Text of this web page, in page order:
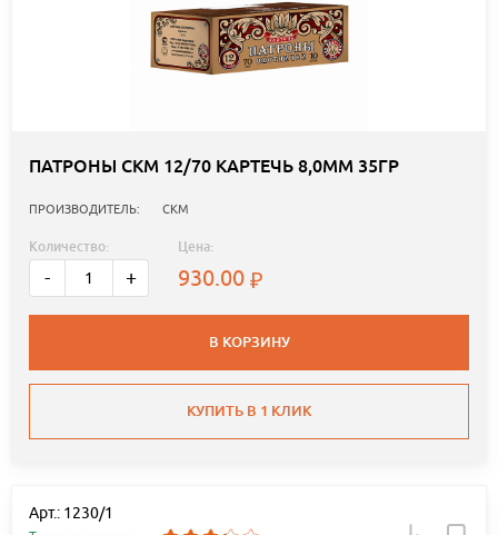
ПАТРОНЫ СКМ 12/70 КАРТЕЧЬ 8,0ММ 35ГР
ПРОИЗВОДИТЕЛЬ: СКМ
Количество:
- +
Цена:
930.00
В КОРЗИНУ
КУПИТЬ В 1 КЛИК
Арт.: 1230/1